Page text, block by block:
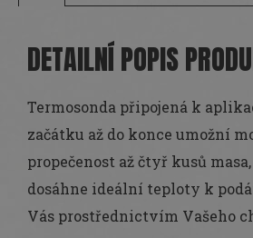
DETAILNÍ POPIS
Termosonda připojená k
začátku až do konce umožní
propečenost až čtyř kusů
dosáhne ideální teploty k
Vás prostřednictvím Vašeho